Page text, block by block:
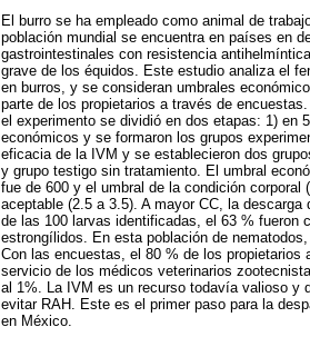
El burro se ha empleado como animal de
población mundial se encuentra en países en
gastrointestinales con resistencia
grave de los équidos. Este estudio analiza el
en burros, y se consideran umbrales
parte de los propietarios a través de
el experimento se dividió en dos etapas: 1) en
económicos y se formaron los grupos
eficacia de la IVM y se establecieron dos
y grupo testigo sin tratamiento. El umbral
fue de 600 y el umbral de la condición corporal
aceptable (2.5 a 3.5). A mayor CC, la
de las 100 larvas identificadas, el 63 % fueron
estrongílidos. En esta población de
Con las encuestas, el 80 % de los propietarios
servicio de los médicos veterinarios
al 1%. La IVM es un recurso todavía valioso y
evitar RAH. Este es el primer paso para la
en México.